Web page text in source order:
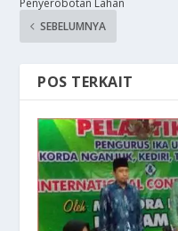
Penyerobotan Lahan
SEBELUMNYA
POS TERKAIT